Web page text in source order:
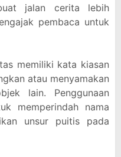
jalan cerita lebih
pembaca untuk
memiliki kata kiasan
atau menyamakan
lain. Penggunaan
memperindah nama
unsur puitis pada